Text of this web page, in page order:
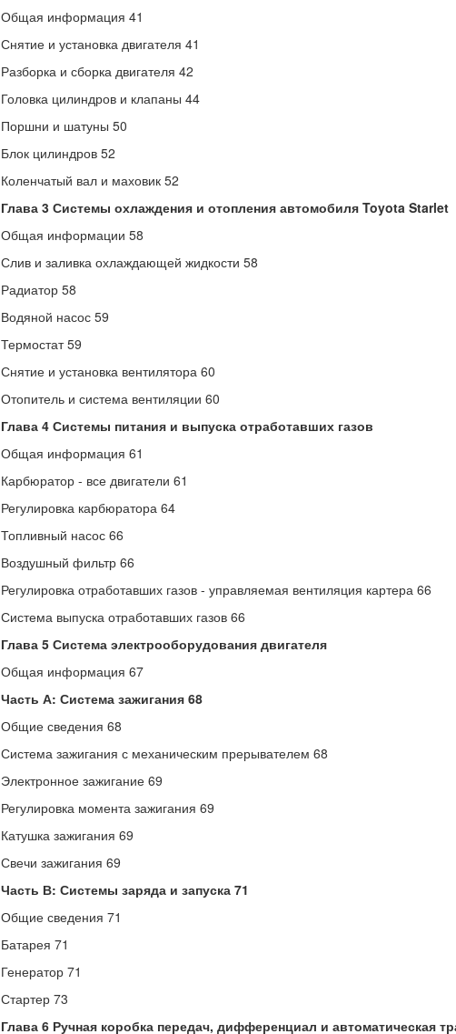
Общая информация 41
Снятие и установка двигателя 41
Разборка и сборка двигателя 42
Головка цилиндров и клапаны 44
Поршни и шатуны 50
Блок цилиндров 52
Коленчатый вал и маховик 52
Глава 3 Системы охлаждения и отопления автомобиля Toyota Starlet
Общая информации 58
Слив и заливка охлаждающей жидкости 58
Радиатор 58
Водяной насос 59
Термостат 59
Снятие и установка вентилятора 60
Отопитель и система вентиляции 60
Глава 4 Системы питания и выпуска отработавших газов
Общая информация 61
Карбюратор - все двигатели 61
Регулировка карбюратора 64
Топливный насос 66
Воздушный фильтр 66
Регулировка отработавших газов - управляемая вентиляция картера 66
Система выпуска отработавших газов 66
Глава 5 Система электрооборудования двигателя
Общая информация 67
Часть А: Система зажигания 68
Общие сведения 68
Система зажигания с механическим прерывателем 68
Электронное зажигание 69
Регулировка момента зажигания 69
Катушка зажигания 69
Свечи зажигания 69
Часть В: Системы заряда и запуска 71
Общие сведения 71
Батарея 71
Генератор 71
Стартер 73
Глава 6 Ручная коробка передач, дифференциал и автоматическая